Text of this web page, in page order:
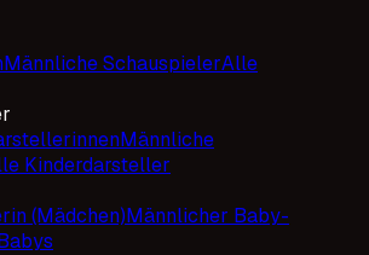
Männliche SchauspielerAlle
Männliche
Kinderdarsteller
(Mädchen)Männlicher Baby-